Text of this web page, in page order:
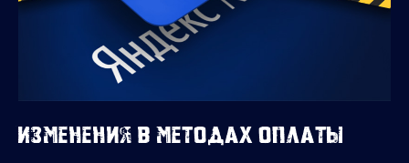
Изменения в методах оплаты